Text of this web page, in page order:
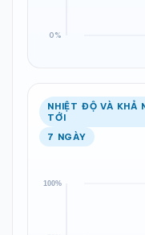
NHIỆT ĐỘ VÀ KHẢ
TỚI
7 NGÀY